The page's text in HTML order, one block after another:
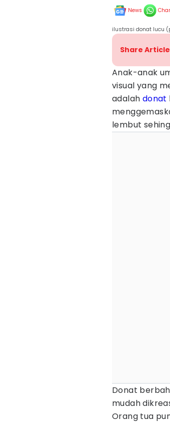
News
ilustrasi donat lucu
Share Article
Anak-anak
visual yang
adalah donat
lembut
Donat
mudah
Orang tua